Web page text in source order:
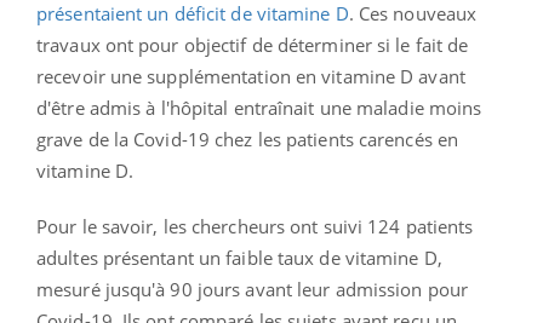
présentaient un déficit de vitamine D. Ces nouveaux
travaux ont pour objectif de déterminer si le fait de
recevoir une supplémentation en vitamine D avant
d'être admis à l'hôpital entraînait une maladie moins
grave de la Covid-19 chez les patients carencés en
vitamine D.
Pour le savoir, les chercheurs ont suivi 124 patients
adultes présentant un faible taux de vitamine D,
mesuré jusqu'à 90 jours avant leur admission pour